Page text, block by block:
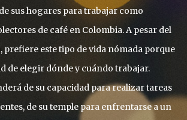
sus hogares para trabajar como
de café en Colombia. A pesar del
este tipo de vida nómada porque
de elegir dónde y cuándo trabajar.
de su capacidad para realizar tareas
de su temple para enfrentarse a un